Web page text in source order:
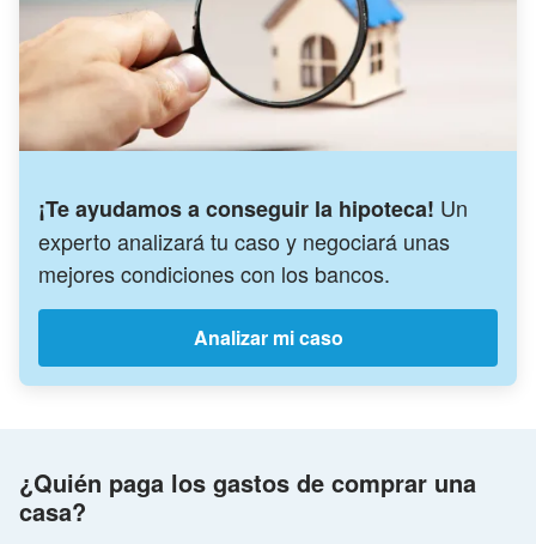
¡Te ayudamos a conseguir la hipoteca! Un
experto analizará tu caso y negociará unas
mejores condiciones con los bancos.
Analizar mi caso
¿Quién paga los gastos de comprar una
casa?